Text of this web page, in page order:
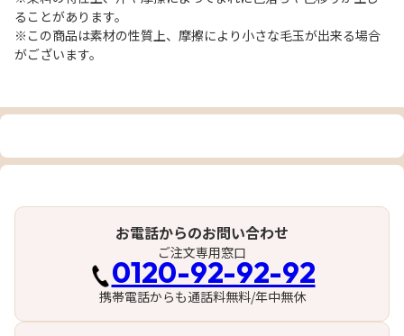
ることがあります。
※この商品は素材の性質上、摩擦により小さな毛玉が出来る場合
がございます。
お電話からのお問い合わせ
ご注文専用窓口
0120-92-92-92
携帯電話からも通話料無料/年中無休